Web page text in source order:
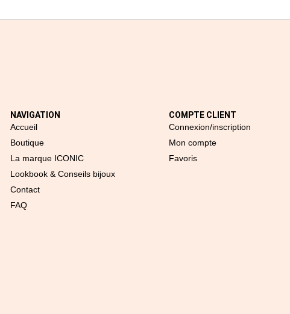
NAVIGATION
Accueil
Boutique
La marque ICONIC
Lookbook & Conseils bijoux
Contact
FAQ
COMPTE CLIENT
Connexion/inscription
Mon compte
Favoris